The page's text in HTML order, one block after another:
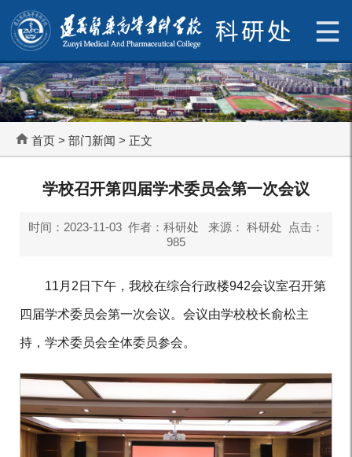
首页 > 部门新闻 > 正文
学校召开第四届学术委员会第一次会议
时间：2023-11-03 作者：科研处 来源： 科研处 点击：
985
11月2日下午，我校在综合行政楼942会议室召开第
四届学术委员会第一次会议。会议由学校校长俞松主
持，学术委员会全体委员参会。